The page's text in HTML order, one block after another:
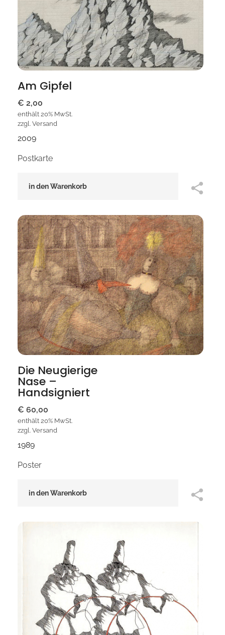
Am Gipfel
€ 2,00
enthält 20% MwSt.
zzgl. Versand
2009
Postkarte
in den Warenkorb
Die Neugierige
Nase –
Handsigniert
€ 60,00
enthält 20% MwSt.
zzgl. Versand
1989
Poster
in den Warenkorb